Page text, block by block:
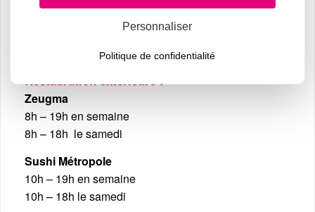
Personnaliser
Politique de confidentialité
9h – 19h en semaine
Restauration extérieure :
Zeugma
8h – 19h en semaine
8h – 18h le samedi
Sushi Métropole
10h – 19h en semaine
10h – 18h le samedi